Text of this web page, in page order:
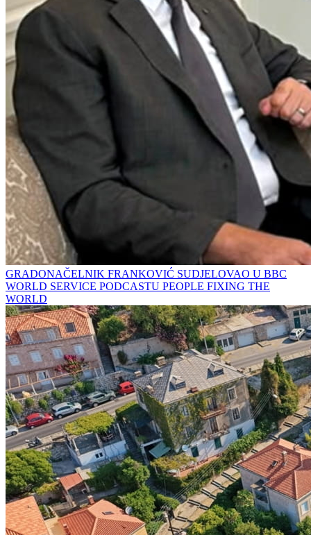
GRADONAČELNIK FRANKOVIĆ SUDJELOVAO U BBC
WORLD SERVICE PODCASTU PEOPLE FIXING THE
WORLD